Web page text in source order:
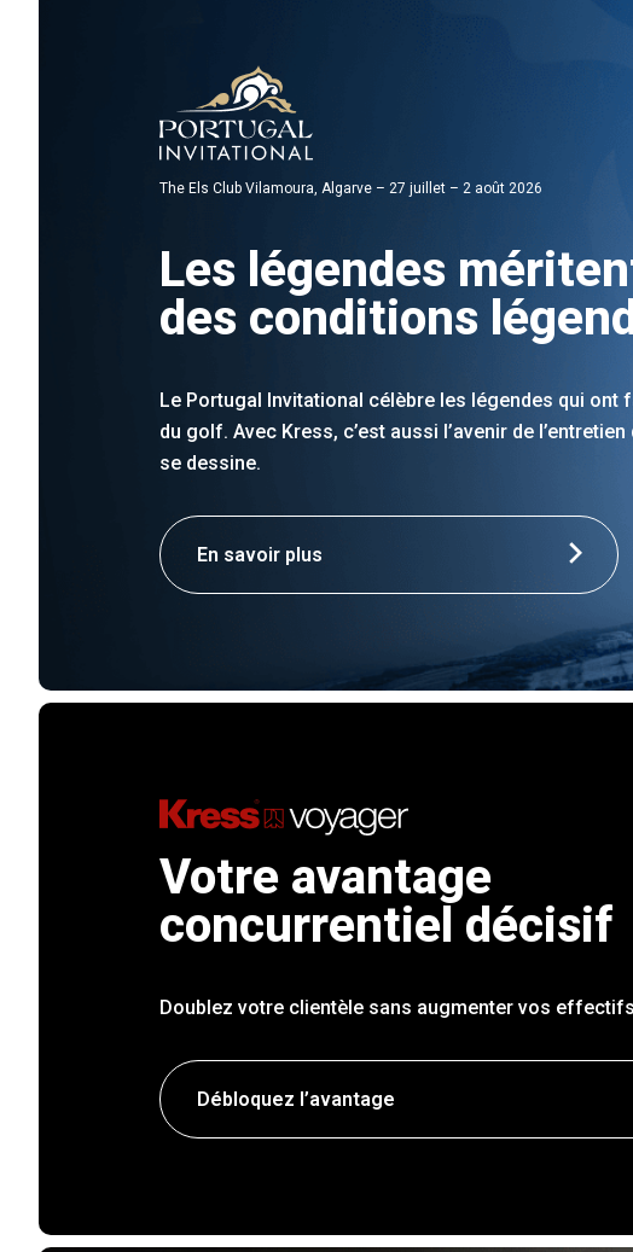
The Els Club Vilamoura, Algarve – 27 juillet – 2 août 2026
Les légendes
des conditions
Le Portugal Invitational célèbre les légendes qui ont
du golf. Avec Kress, c’est aussi l’avenir de
se dessine.
En savoir plus
Votre avantage
concurrentiel décisif
Doublez votre clientèle sans augmenter vos
Débloquez l’avantage